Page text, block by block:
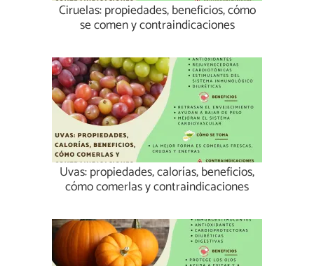
Ciruelas: propiedades, beneficios, cómo
se comen y contraindicaciones
Uvas: propiedades, calorías, beneficios,
cómo comerlas y contraindicaciones